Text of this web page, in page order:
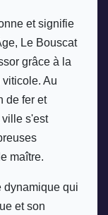
et signifie
Le Bouscat
grâce à la
Au
de fer et
ville s'est
maître.
dynamique qui
et son